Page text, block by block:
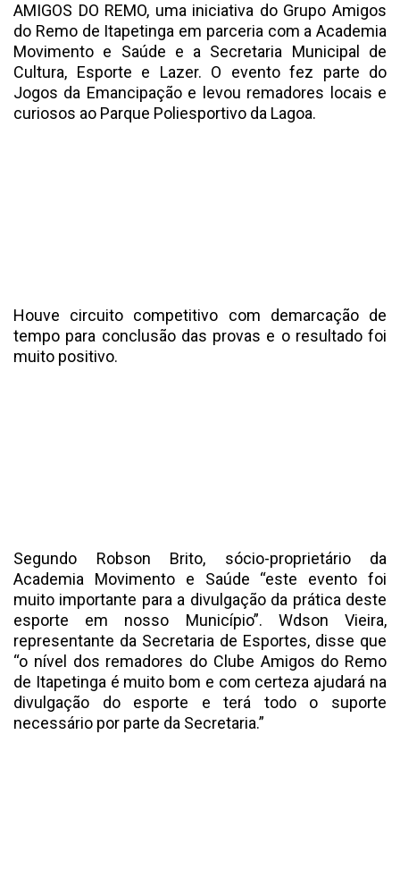
AMIGOS DO REMO, uma iniciativa do Grupo Amigos
do Remo de Itapetinga em parceria com a Academia
Movimento e Saúde e a Secretaria Municipal de
Cultura, Esporte e Lazer. O evento fez parte do
Jogos da Emancipação e levou remadores locais e
curiosos ao Parque Poliesportivo da Lagoa.
Houve circuito competitivo com demarcação de
tempo para conclusão das provas e o resultado foi
muito positivo.
Segundo Robson Brito, sócio-proprietário da
Academia Movimento e Saúde “este evento foi
muito importante para a divulgação da prática deste
esporte em nosso Município”. Wdson Vieira,
representante da Secretaria de Esportes, disse que
“o nível dos remadores do Clube Amigos do Remo
de Itapetinga é muito bom e com certeza ajudará na
divulgação do esporte e terá todo o suporte
necessário por parte da Secretaria.”